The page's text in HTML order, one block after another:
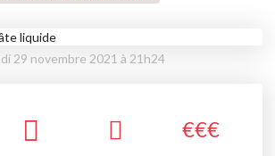
29 novembre 2021 à 21h24
€€€